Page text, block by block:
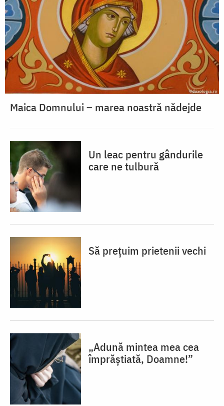
Maica Domnului – marea noastră nădejde
Un leac pentru gândurile
care ne tulbură
Să prețuim prietenii vechi
„Adună mintea mea cea
împrăștiată, Doamne!”